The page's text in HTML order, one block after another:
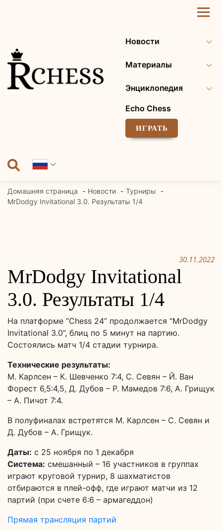
Новости
Материалы
Энциклопедия
Echo Chess
ИГРАТЬ
Домашняя страница Новости
Турниры
MrDodgy Invitational 3.0. Результаты 1/4
30.11.2022
MrDodgy Invitational
3.0. Результаты 1/4
На платформе “Chess 24” продолжается “MrDodgy
Invitational 3.0”, блиц по 5 минут на партию.
Состоялись матч 1/4 стадии турнира.
Технические результаты:
М. Карлсен – К. Шевченко 7:4, С. Севян – Й. Ван
Форест 6,5:4,5, Д. Дубов – Р. Мамедов 7:6, А. Грищук
– А. Пичот 7:4.
В полуфиналах встретятся М. Карлсен – С. Севян и
Д. Дубов – А. Грищук.
Даты: с 25 ноября по 1 декабря
Система: смешанный – 16 участников в группах
играют круговой турнир, 8 шахматистов
отбираются в плей-офф, где играют матчи из 12
партий (при счете 6:6 – армагеддон)
Прямая трансляция партий